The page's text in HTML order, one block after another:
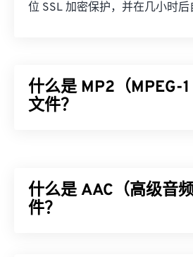
位 SSL 加密保护，并在几小时后
什么是 MP2（MPEG-1
文件？
能光盘 (DVD)。这种文件类型在
在消费者中更常见。
什么是 AAC（高级音
件？